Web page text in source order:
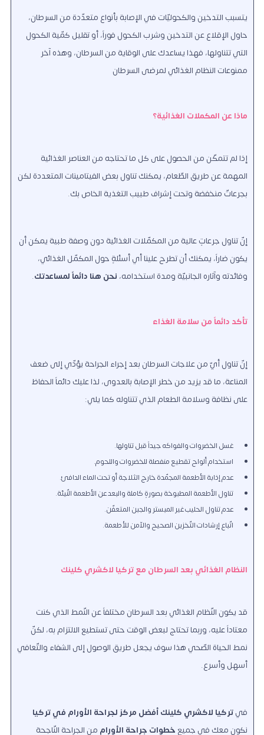
يتسبب التدخين والكحوليّات في الإصابة بأنواع متعدّدة من السرطان،
حاول الإقلاع عن التدخين وشرب الكحول فوراً، أو تقليل كمّية الكحول
التي تتناولها، فهذا يساعدك على الوقاية من السرطان، وهذه آخر
ممنوعات النظام الغذائي لمرضى السرطان
ماذا عن المكملات الغذائية؟
إذا لم تتمكّن من الحصول على كل ما تحتاجه من العناصر الغذائية
المهمة عن طريق الطّعام، يمكنك تناول بعض الفيتامينات المتعددة لكن
بجرعاتّ منخفضة وتحت إشراف طبيب التغذية الخاص بك.
إنّ تناول جرعاتٍ عالية من المكمّلات الغذائية دون وصفة طبية يمكن أن
يكون ضاراً، يمكنك أن تطرح علينا أي أسئلةٍ حول المكمّل الغذائي،
وفائدته وآثاره الجانبيّة ومدة استخدامه، نحن هنا دائماً لمساعدتك.
تأكد دائماً من سلامة الغذاء
إنّ تناول أيّ من علاجات السرطان بعد إجراء الجراحة يؤدّي إلى ضعف
المناعة، ما قد يزيد من خطر الإصابة بالعدوى، لذا عليك دائماً الحفاظ
على نظافة وسلامة الطعام الذي تتناوله كما يلي:
غسل الخضروات والفواكه جيداً قبل تناولها.
استخدام ألواح تقطيع منفصلة للخضروات واللحوم.
عدم إذابة الأطعمة المجمّدة خارج الثلاجة أو تحت الماء الدافئ.
تناول الأطعمة المطبوخة بصورةٍ كاملة والبعد عن الأطعمة النّيئة.
عدم تناول الحليب غير المبستر والجبن المتعفّن.
اتّباع إرشادات التّخزين الصحيح والآمن للأطعمة.
النظام الغذائي بعد السرطان مع تركيا لاكشري كلينك
قد يكون النّظام الغذائي بعد السرطان مختلفاً عن النّمط الذي كنت
معتاداً عليه، وربما تحتاج لبعض الوقت حتى تستطيع الالتزام به، لكنّ
نمط الحياة الصّحي هذا سوف يجعل طريق الوصول إلى الشفاء والتّعافي
أسهل وأسرع.
فيتركيا لاكشري كلينكأفضل مركز لجراحة الأورام في تركيا
نكون معك في جميع خطوات جراحة الأورام من الجراحة النّاجحة